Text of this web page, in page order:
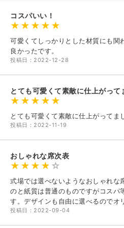
コスパいい！
可愛くてしっかりとした材質にも関
良かったです。
投稿日：2022-12-28
とても可愛くて素敵に仕上がって
とても可愛くて素敵に仕上がってま
投稿日：2022-11-19
おしゃれな席次表
式場では選べないようなおしゃれな
のと紙質は普通のものですがコスパ
す。デザインも自由に選べるので
投稿日：2022-09-04